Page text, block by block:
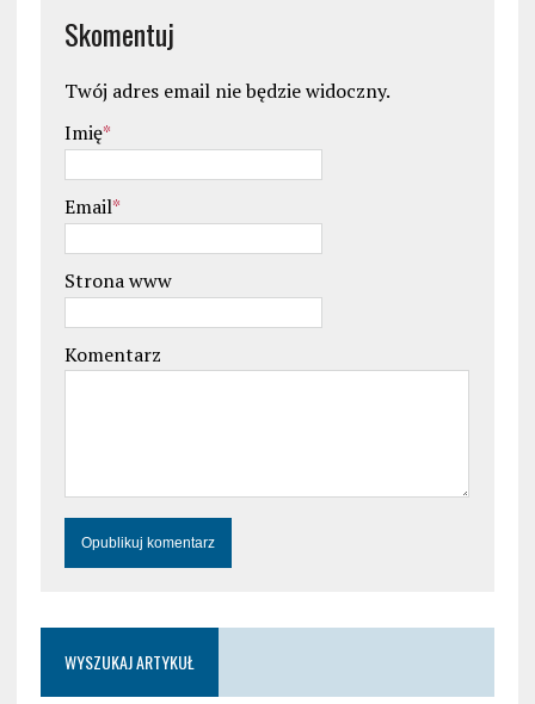
Skomentuj
Twój adres email nie będzie widoczny.
Imię*
Email*
Strona www
Komentarz
WYSZUKAJ ARTYKUŁ